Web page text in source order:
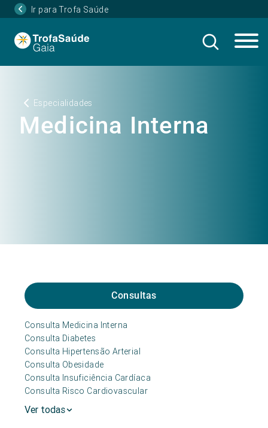
Ir para Trofa Saúde
Especialidades
Medicina Interna
Consultas
Consulta Medicina Interna
Consulta Diabetes
Consulta Hipertensão Arterial
Consulta Obesidade
Consulta Insuficiência Cardíaca
Consulta Risco Cardiovascular
Ver todas